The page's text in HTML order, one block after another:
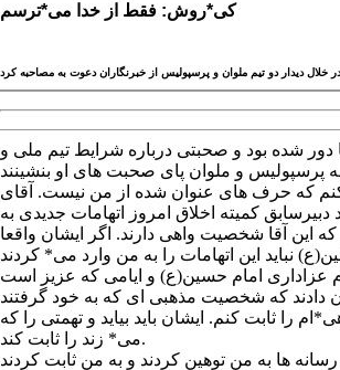
کی*روش: فقط از خدا می*ترسم
شده بود و صحبتی درباره شرایط تیم ملی و
که حرف های عنوان شده از من نیست. آقای
کمیته اخلاق امروز اتهامات جدیدی به
آقا شخصیت واهی دارند. اگر ایشان واقعا
عزاداری امام حسین(ع) و ایامی که عزیز است
دادند که شخصیت مذهبی ای که به خود گرفتند
را ثابت کنم. ایشان باید بیاید و تهمتی را که
می* زند را ثابت کند.
ها به من توهین کردند و به من ثابت کردند